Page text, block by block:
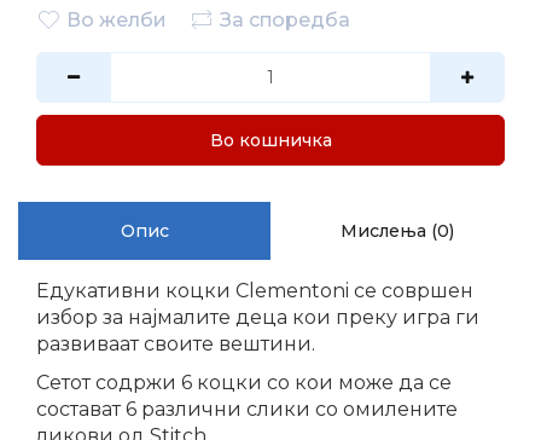
Во желби
За споредба
Во кошничка
Опис Мислења (0)
Едукативни коцки Clementoni се совршен
избор за најмалите деца кои преку игра ги
развиваат своите вештини.
Сетот содржи 6 коцки со кои може да се
состават 6 различни слики со омилените